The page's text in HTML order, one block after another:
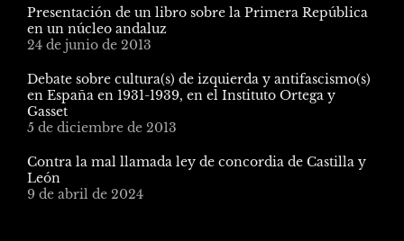
Presentación de un libro sobre la Primera República
en un núcleo andaluz
24 de junio de 2013
Debate sobre cultura(s) de izquierda y antifascismo(s)
en España en 1931-1939, en el Instituto Ortega y
Gasset
5 de diciembre de 2013
Contra la mal llamada ley de concordia de Castilla y
León
9 de abril de 2024